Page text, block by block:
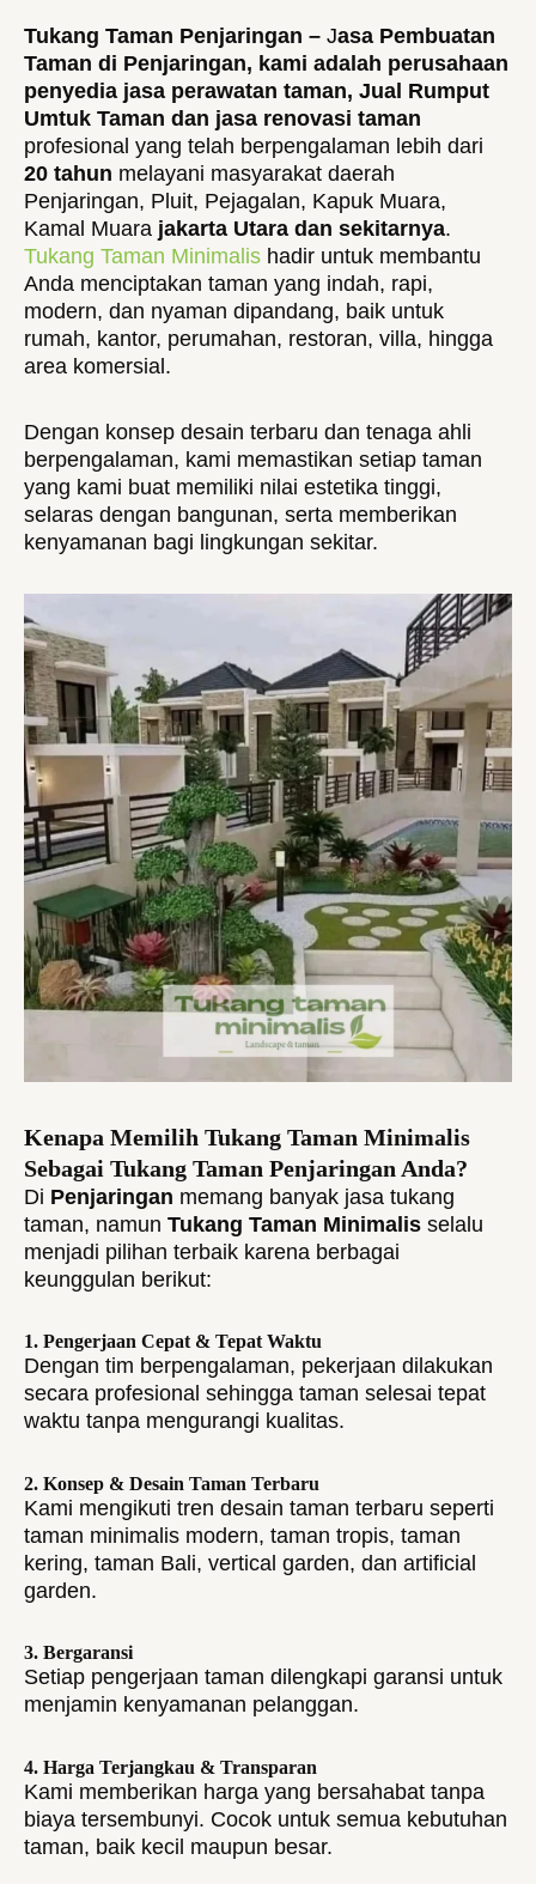
Tukang Taman Penjaringan – Jasa Pembuatan
Taman di Penjaringan, kami adalah perusahaan
penyedia jasa perawatan taman, Jual Rumput
Umtuk Taman dan jasa renovasi taman
profesional yang telah berpengalaman lebih dari
20 tahun melayani masyarakat daerah
Penjaringan, Pluit, Pejagalan, Kapuk Muara,
Kamal Muara jakarta Utara dan sekitarnya.
Tukang Taman Minimalis hadir untuk membantu
Anda menciptakan taman yang indah, rapi,
modern, dan nyaman dipandang, baik untuk
rumah, kantor, perumahan, restoran, villa, hingga
area komersial.
Dengan konsep desain terbaru dan tenaga ahli
berpengalaman, kami memastikan setiap taman
yang kami buat memiliki nilai estetika tinggi,
selaras dengan bangunan, serta memberikan
kenyamanan bagi lingkungan sekitar.
Kenapa Memilih Tukang Taman Minimalis
Sebagai Tukang Taman Penjaringan Anda?
Di Penjaringan memang banyak jasa tukang
taman, namun Tukang Taman Minimalis selalu
menjadi pilihan terbaik karena berbagai
keunggulan berikut:
1. Pengerjaan Cepat & Tepat Waktu
Dengan tim berpengalaman, pekerjaan dilakukan
secara profesional sehingga taman selesai tepat
waktu tanpa mengurangi kualitas.
2. Konsep & Desain Taman Terbaru
Kami mengikuti tren desain taman terbaru seperti
taman minimalis modern, taman tropis, taman
kering, taman Bali, vertical garden, dan artificial
garden.
3. Bergaransi
Setiap pengerjaan taman dilengkapi garansi untuk
menjamin kenyamanan pelanggan.
4. Harga Terjangkau & Transparan
Kami memberikan harga yang bersahabat tanpa
biaya tersembunyi. Cocok untuk semua kebutuhan
taman, baik kecil maupun besar.